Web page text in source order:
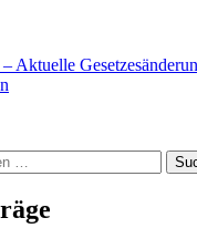
Aktuelle